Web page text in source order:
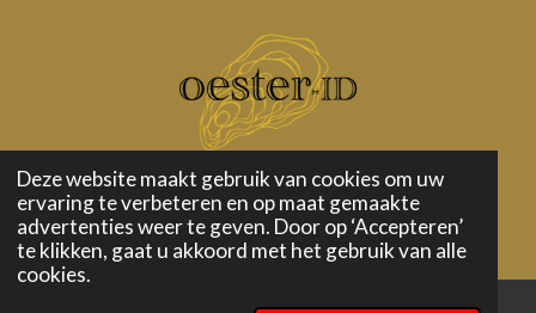
Deze website maakt gebruik van cookies om uw
ervaring te verbeteren en op maat gemaakte
advertenties weer te geven. Door op ‘Accepteren’
te klikken, gaat u akkoord met het gebruik van alle
cookies.
Oester-ID is een handelsmerk van id-entity